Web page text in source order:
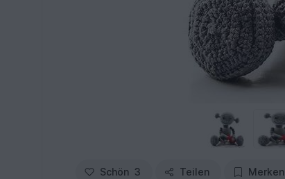
Schön 3 Teilen Merken